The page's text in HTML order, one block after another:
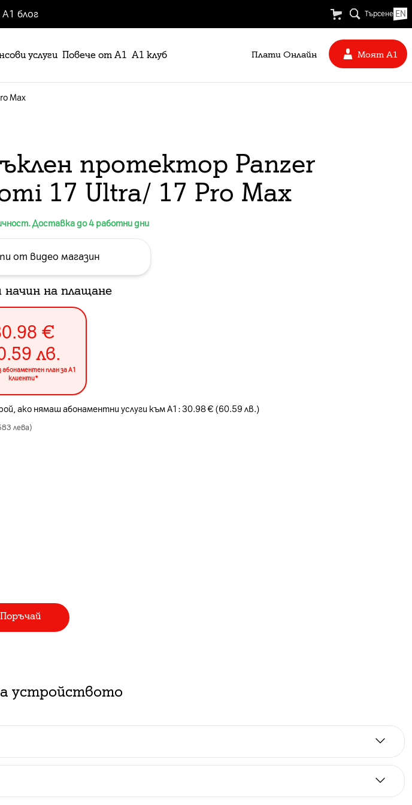
А1 блог Търсене EN
услуги Повече от А1 А1 клуб Плати Oнлайн Моят А1
Max
протeктор Panzer
17 Ultra/ 17 Pro Max
Доставка до 4 работни дни
от видео магазин
начин на плащане
€
лв.
абонаментен план за А1
клиенти*
ако нямаш абонаментни услуги към А1: 30.98 € (60.59 лв.)
лева)
Поръчай
устройството